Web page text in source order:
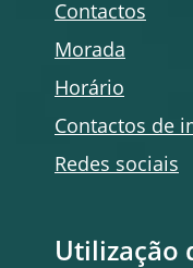
Contactos
Morada
Horário
Contactos de
Redes sociais
Utilização